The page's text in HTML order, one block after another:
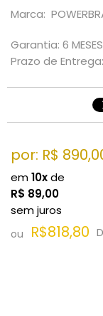
Marca:
Garantia: 6
Prazo de Entrega:
por: R$
em10xde
R$ 89,00
sem juros
ou R$818,80